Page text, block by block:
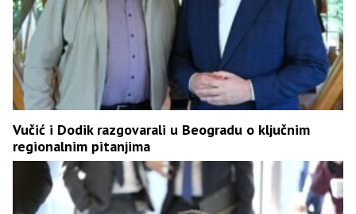
Vučić i Dodik razgovarali u Beogradu o ključnim
regionalnim pitanjima